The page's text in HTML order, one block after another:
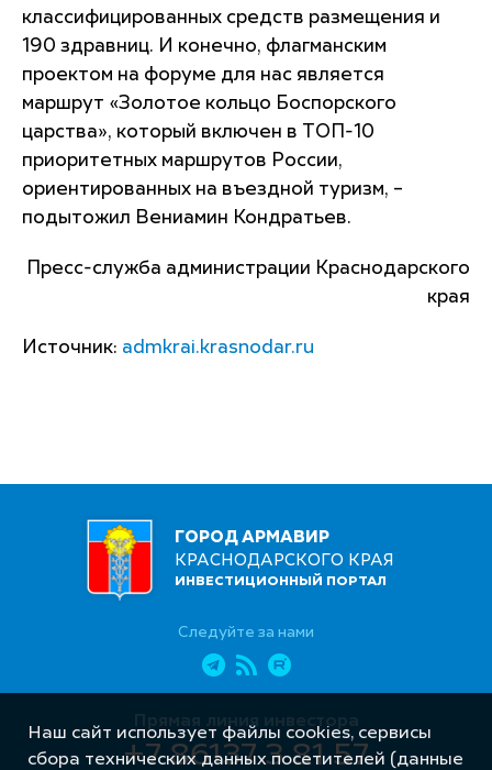
классифицированных средств размещения и
190 здравниц. И конечно, флагманским
проектом на форуме для нас является
маршрут «Золотое кольцо Боспорского
царства», который включен в ТОП-10
приоритетных маршрутов России,
ориентированных на въездной туризм, –
подытожил Вениамин Кондратьев.
Пресс-служба администрации Краснодарского
края
Источник: admkrai.krasnodar.ru
ГОРОД АРМАВИР
КРАСНОДАРСКОГО КРАЯ
ИНВЕСТИЦИОННЫЙ ПОРТАЛ
Следуйте за нами
Прямая линия инвестора
+7 86137 3 81 57
Наш сайт использует файлы cookies, сервисы
сбора технических данных посетителей (данные